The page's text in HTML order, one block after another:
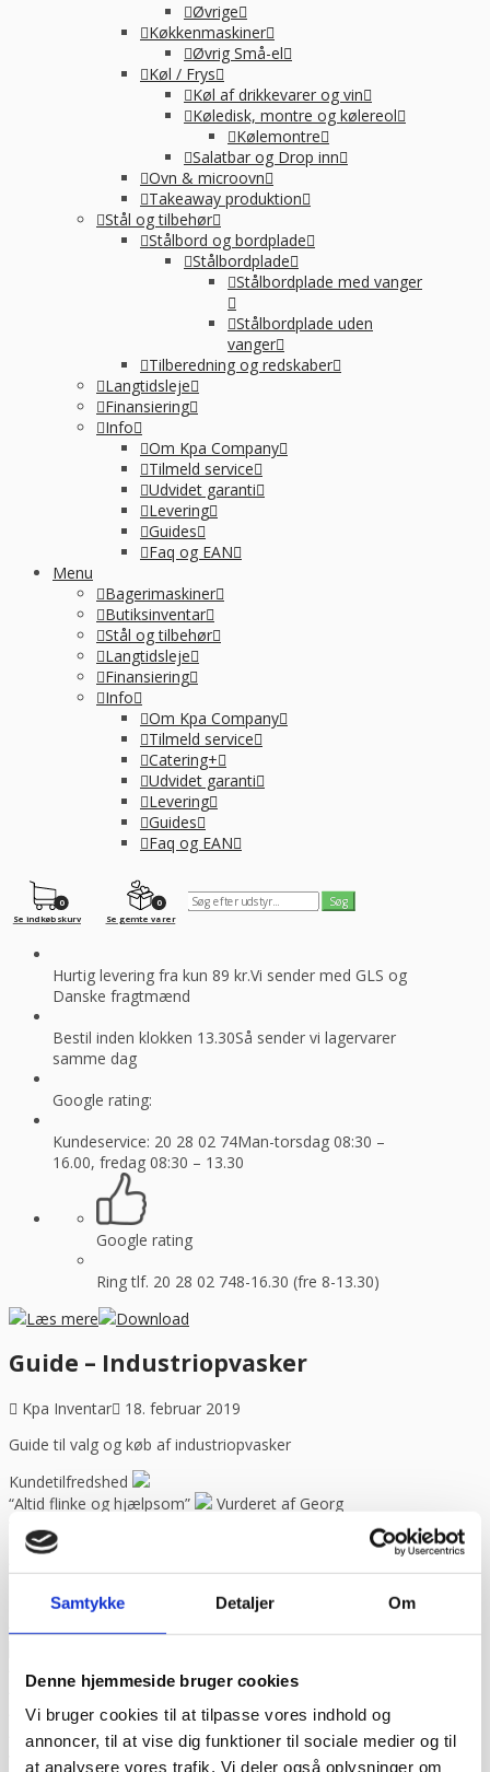
Samtykke Detaljer Om
Denne hjemmeside bruger cookies
Vi bruger cookies til at tilpasse vores indhold og
annoncer, til at vise dig funktioner til sociale medier og til
at analysere vores trafik. Vi deler også oplysninger om
Øvrige
Køkkenmaskiner
Øvrig Små-el
Køl / Frys
Køl af drikkevarer og vin
Køledisk, montre og kølereol
Kølemontre
Salatbar og Drop inn
Ovn & microovn
Takeaway produktion
Stål og tilbehør
Stålbord og bordplade
Stålbordplade
Stålbordplade med vanger
Stålbordplade uden
vanger
Tilberedning og redskaber
Langtidsleje
Finansiering
Info
Om Kpa Company
Tilmeld service
Udvidet garanti
Levering
Guides
Faq og EAN
Menu
Bagerimaskiner
Butiksinventar
Stål og tilbehør
Langtidsleje
Finansiering
Info
Om Kpa Company
Tilmeld service
Catering+
Udvidet garanti
Levering
Guides
Faq og EAN
0
Se gemte varer
0
Se indkøbskurv
Hurtig levering fra kun 89 kr.Vi sender med GLS og
Danske fragtmænd
Bestil inden klokken 13.30Så sender vi lagervarer
samme dag
Google rating:
Kundeservice: 20 28 02 74Man-torsdag 08:30 –
16.00, fredag 08:30 – 13.30
Google rating
Ring tlf. 20 28 02 748-16.30 (fre 8-13.30)
Læs mere
Download
Guide – Industriopvasker
Kpa Inventar
18. februar 2019
Guide til valg og køb af industriopvasker
Kundetilfredshed
“Altid flinke og hjælpsom”
Vurderet af Georg
“Altid søde, hjælpsomme og kompetente !”
Vurderet af Læse
antik & retro
og god weekend”
Vurderet af Michael
“Bestilte kl.13 og havde tingene dagen efter kl.10. God service ☺”
“De ved rigtig meget om møbler”
Vurderet af Kris
“Det var en meget behagelig samtale.”
“Ekspert i hvidevarer “
Vurderet af Kris
“Er blevet mødt at hjælpsomme og utrolig søde medarbejdere”
Vurderet af Tina